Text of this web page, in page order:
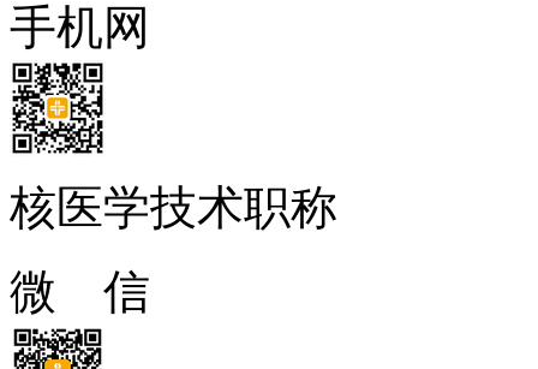
手机网
核医学技术职称
微 信